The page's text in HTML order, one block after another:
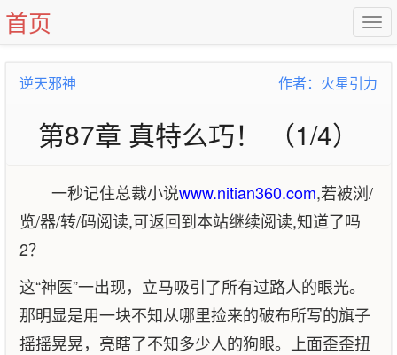
首页
逆天邪神 作者：火星引力
第87章 真特么巧！ （1/4）
一秒记住总裁小说www.nitian360.com,若被浏/
览/器/转/码阅读,可返回到本站继续阅读,知道了吗
2？
这“神医”一出现，立马吸引了所有过路人的眼光。
那明显是用一块不知从哪里捡来的破布所写的旗子
摇摇晃晃，亮瞎了不知多少人的狗眼。上面歪歪扭